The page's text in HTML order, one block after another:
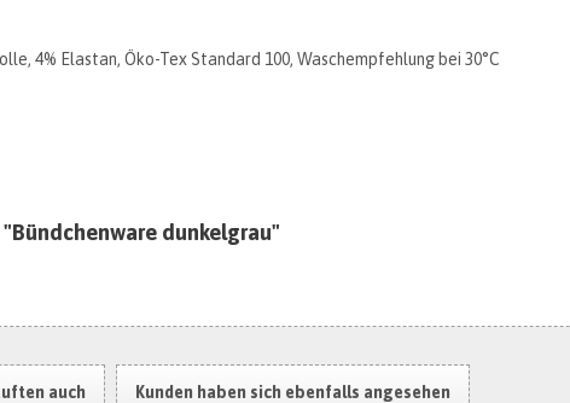
4% Elastan, Öko-Tex Standard 100, Waschempfehlung bei 30°C
dunkelgrau"
auch Kunden haben sich ebenfalls angesehen